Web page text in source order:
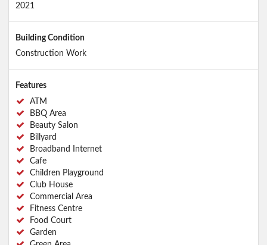
2021
Building Condition
Construction Work
Features
ATM
BBQ Area
Beauty Salon
Billyard
Broadband Internet
Cafe
Children Playground
Club House
Commercial Area
Fitness Centre
Food Court
Garden